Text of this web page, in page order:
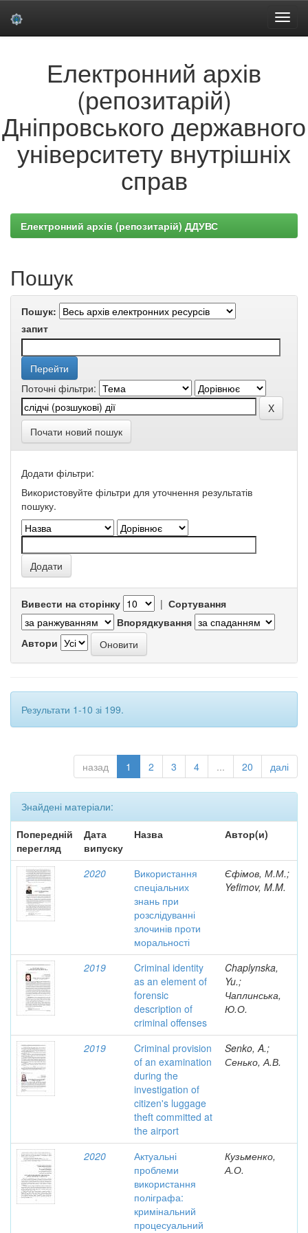
Електронний архів
(репозитарій)
Дніпровського державного
університету внутрішніх
справ
Електронний архів (репозитарій) ДДУВС
Пошук
Пошук:
запит
Поточні фільтри:
Почати новий пошук
Додати фільтри:
Використовуйте фільтри для уточнення результатів
пошуку.
Вивести на сторінку | Сортування
Впорядкування
Автори
Результати 1-10 зі 199.
назад 1 2 3 4 ... 20 далі
Знайдені матеріали:
Попередній
перегляд
Дата
випуску
Назва Автор(и)
2020
Використання
спеціальних
знань при
розслідуванні
злочинів проти
моральності
Єфімов, М.М.;
Yefimov, M.M.
2019
Criminal identity
as an element of
forensic
description of
criminal offenses
Chaplynska,
Yu.;
Чаплинська,
Ю.О.
2019
Criminal provision
of an examination
during the
investigation of
citizen's luggage
theft committed at
the airport
Senko, A.;
Сенько, А.В.
2020
Актуальні
проблеми
використання
поліграфа:
кримінальний
процесуальний
Кузьменко,
А.О.